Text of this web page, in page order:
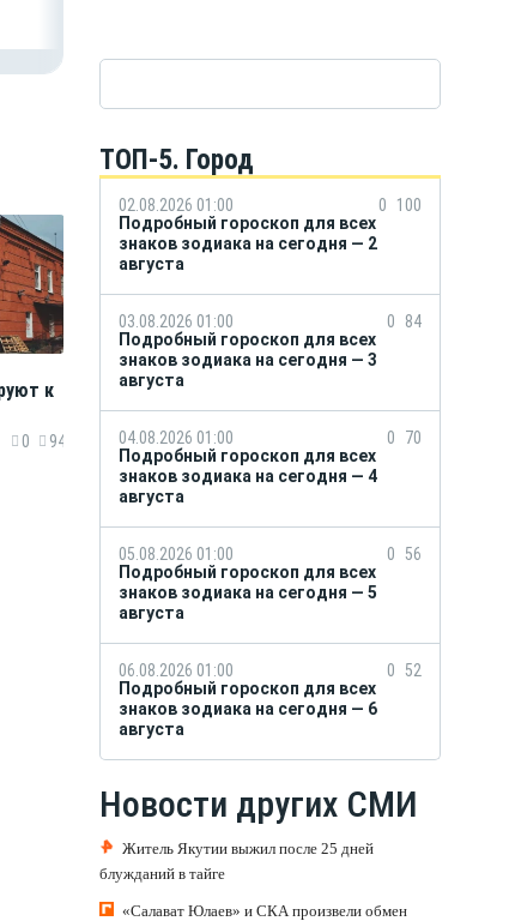
к
0 94
ТОП-5. Город
02.08.2026 01:00 0
100
Подробный гороскоп для всех
знаков зодиака на сегодня — 2
августа
03.08.2026 01:00 0
84
Подробный гороскоп для всех
знаков зодиака на сегодня — 3
августа
04.08.2026 01:00 0
70
Подробный гороскоп для всех
знаков зодиака на сегодня — 4
августа
05.08.2026 01:00 0 56
Подробный гороскоп для всех
знаков зодиака на сегодня — 5
августа
06.08.2026 01:00 0 52
Подробный гороскоп для всех
знаков зодиака на сегодня — 6
августа
Новости других СМИ
Житель Якутии выжил после 25 дней
блужданий в тайге
«Салават Юлаев» и СКА произвели обмен